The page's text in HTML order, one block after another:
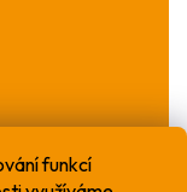
funkcí